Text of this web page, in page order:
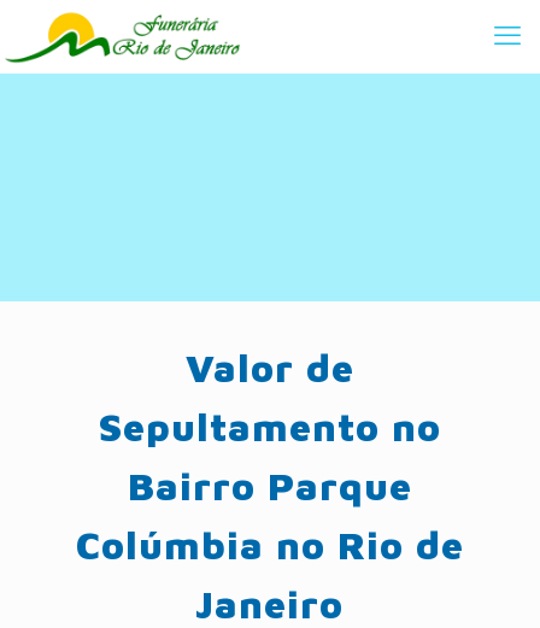
Valor de
Sepultamento no
Bairro Parque
Colúmbia no Rio de
Janeiro